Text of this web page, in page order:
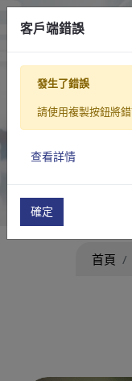
原料產品
創新 ‧ 有益 ‧ 無
‧ Be Limitless
首頁
客戶端錯誤
發生了錯誤
請使用複製按鈕將
查看詳情
確定